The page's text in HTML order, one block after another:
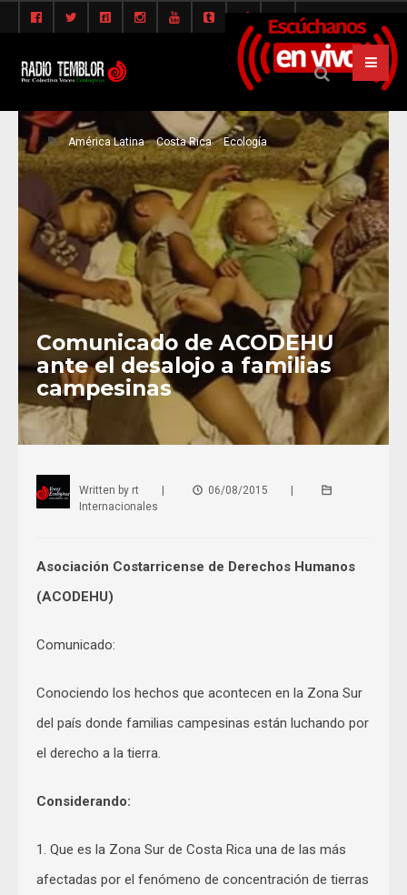
América Latina Costa Rica Ecología
Comunicado de ACODEHU
ante el desalojo a familias
campesinas
Written by rt 06/08/2015
Internacionales
Asociación Costarricense de Derechos Humanos
(ACODEHU)
Comunicado:
Conociendo los hechos que acontecen en la Zona Sur
del país donde familias campesinas están luchando por
el derecho a la tierra.
Considerando:
1. Que es la Zona Sur de Costa Rica una de las más
afectadas por el fenómeno de concentración de tierras